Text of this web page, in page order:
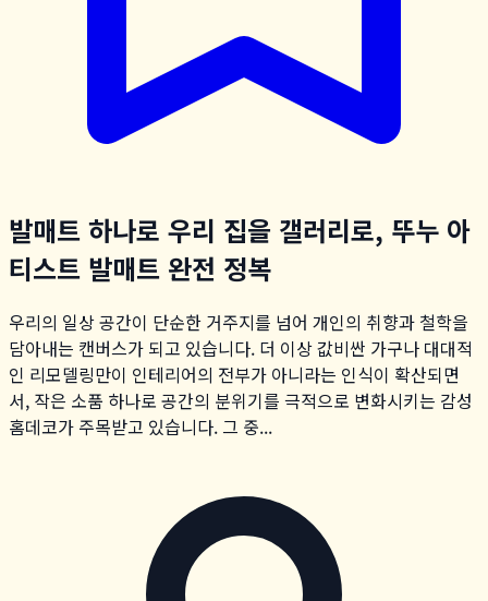
발매트 하나로 우리 집을 갤러리로, 뚜누 아
티스트 발매트 완전 정복
우리의 일상 공간이 단순한 거주지를 넘어 개인의 취향과 철학을
담아내는 캔버스가 되고 있습니다. 더 이상 값비싼 가구나 대대적
인 리모델링만이 인테리어의 전부가 아니라는 인식이 확산되면
서, 작은 소품 하나로 공간의 분위기를 극적으로 변화시키는 감성
홈데코가 주목받고 있습니다. 그 중...